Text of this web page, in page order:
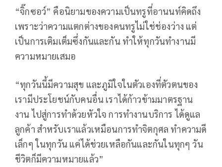
“จิ๊กซอว์” คือนิยามของความเป็นทรูที่อานนท์คิดถึง
เพราะว่าความแตกต่างของคนทรูไม่ใช่ช่องว่าง แต่
เป็นการเติมเต็มซึ่งกันและกัน ทำให้ทุกวันทำงานมี
ความหมายเสมอ
“ทุกวันนี้มีความสุข และภูมิใจในตัวเองที่ตัวตนของ
เรามีประโยชน์กับคนอื่น เราได้ก้าวข้ามมาตรฐาน
งาน ไปสู่การทำด้วยหัวใจ การทำงานบริการ ได้ดูแล
ลูกค้า สำหรับเราแล้วเหมือนการทำจิตกุศล ทำความดี
เล็กๆ ในทุกวัน แค่ได้ช่วยเหลือกันและกันในทุกๆ วัน
ชีวิตก็มีความหมายแล้ว”